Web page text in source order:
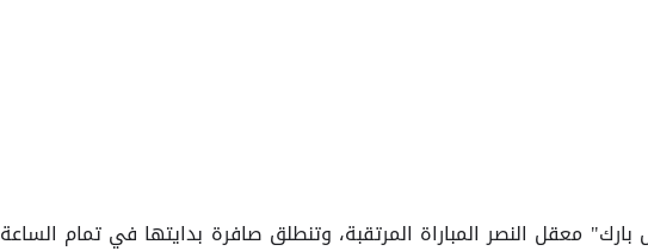
معقل النصر المباراة المرتقبة، وتنطلق صافرة بدايتها في تمام الساعة